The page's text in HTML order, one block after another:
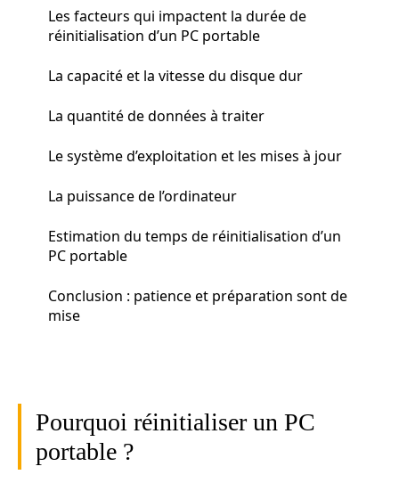
Les facteurs qui impactent la durée de
réinitialisation d’un PC portable
La capacité et la vitesse du disque dur
La quantité de données à traiter
Le système d’exploitation et les mises à jour
La puissance de l’ordinateur
Estimation du temps de réinitialisation d’un
PC portable
Conclusion : patience et préparation sont de
mise
Pourquoi réinitialiser un PC
portable ?